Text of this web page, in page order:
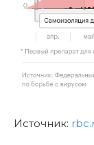
Источник: